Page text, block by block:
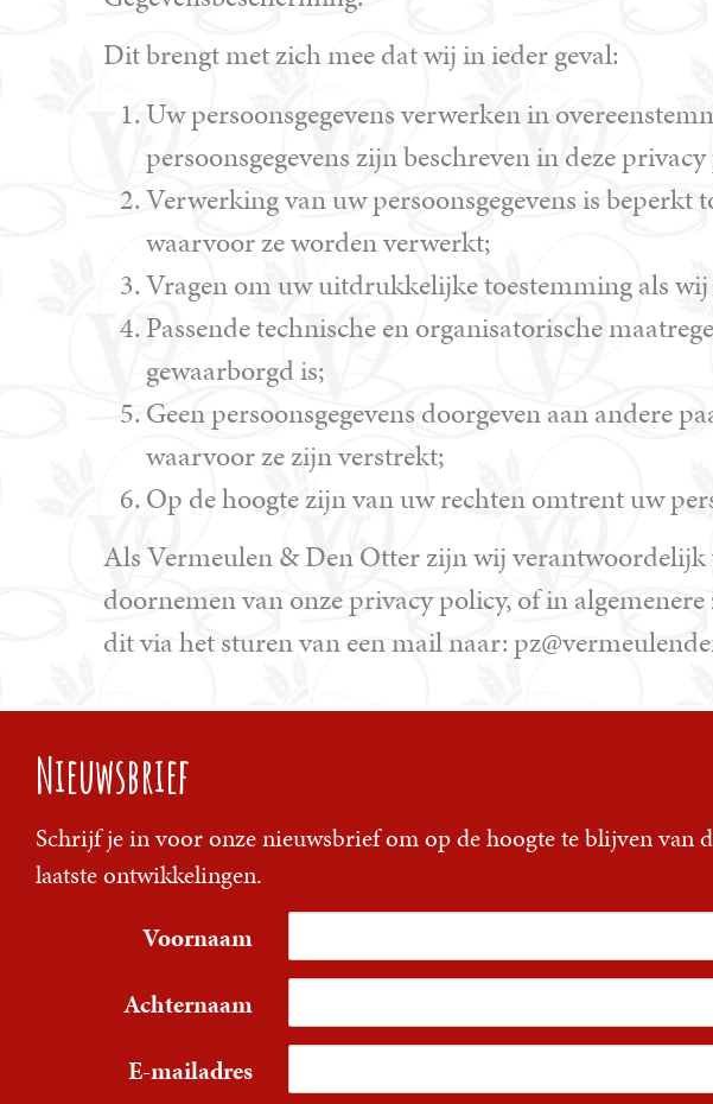
Dit brengt met zich mee dat wij in ieder geval:
Uw persoonsgegevens verwerken in
persoonsgegevens zijn beschreven in deze
Verwerking van uw persoonsgegevens is
waarvoor ze worden verwerkt;
Vragen om uw uitdrukkelijke toestemming als
Passende technische en organisatorische
gewaarborgd is;
Geen persoonsgegevens doorgeven aan andere
waarvoor ze zijn verstrekt;
Op de hoogte zijn van uw rechten omtrent uw
Als Vermeulen & Den Otter zijn wij verantwoordelijk
doornemen van onze privacy policy, of in
dit via het sturen van een mail naar:
Nieuwsbrief
Schrijf je in voor onze nieuwsbrief om op de hoogte te blijven van
laatste ontwikkelingen.
Voornaam
Achternaam
E-mailadres